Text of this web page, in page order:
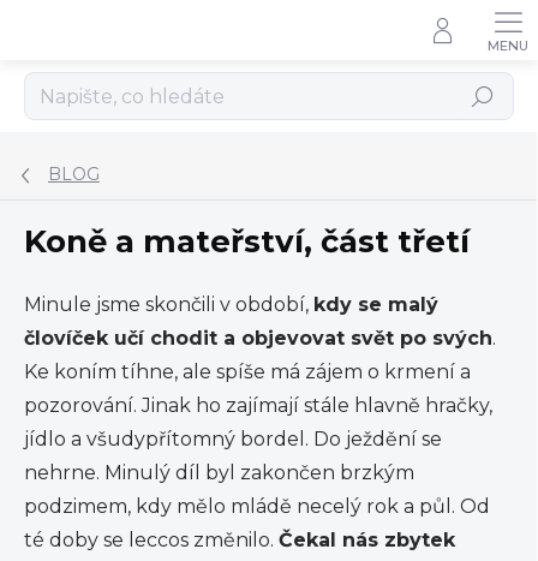
Hledat
BLOG
Koně a mateřství, část třetí
Minule jsme skončili v období, kdy se malý
človíček učí chodit a objevovat svět po svých.
Ke koním tíhne, ale spíše má zájem o krmení a
pozorování. Jinak ho zajímají stále hlavně hračky,
jídlo a všudypřítomný bordel. Do ježdění se
nehrne. Minulý díl byl zakončen brzkým
podzimem, kdy mělo mládě necelý rok a půl. Od
té doby se leccos změnilo. Čekal nás zbytek